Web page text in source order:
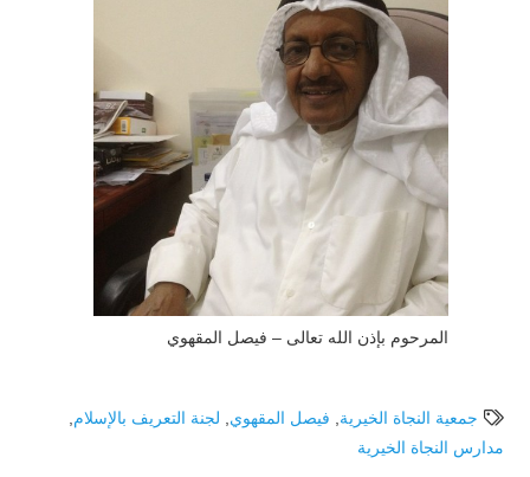
المرحوم بإذن الله تعالى – فيصل المقهوي
جمعية النجاة الخيرية, فيصل المقهوي, لجنة التعريف بالإسلام,
مدارس النجاة الخيرية